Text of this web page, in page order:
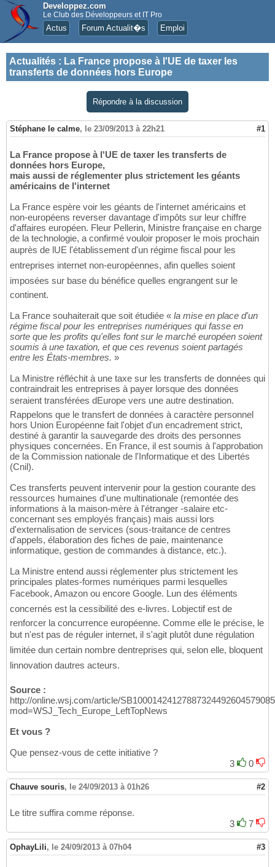
Developpez.com
Le Club des Développeurs et IT Pro
Actus Forum Actualit�s Emploi
Actualités : La France propose à l'UE de taxer les
transferts de données hors Europe
Répondre à la discussion
Stéphane le calme, le 23/09/2013 à 22h21 #1
La France propose à l'UE de taxer les transferts de
données hors Europe,
mais aussi de réglementer plus strictement les géants
américains de l'internet
La France espère voir les géants de l'internet américains et
non-européens reverser davantage d'impôts sur leur chiffre
d'affaires européen. Fleur Pellerin, Ministre française en charge
de la technologie, a confirmé vouloir proposer le mois prochain
auprès de lUE l'établissement d'un régime fiscal pour les
entreprises internet non-européennes, afin quelles soient
imposées sur base du bénéfice quelles engrangent sur le
continent.
La France souhaiterait que soit étudiée « la mise en place d'un
régime fiscal pour les entreprises numériques qui fasse en
sorte que les profits qu'elles font sur le marché européen soient
soumis à une taxation, et que ces revenus soient partagés
entre les États-membres. »
La Ministre réfléchit à une taxe sur les transferts de données qui
contraindrait les entreprises à payer lorsque des données
seraient transférées dEurope vers une autre destination.
Rappelons que le transfert de données à caractère personnel
hors Union Européenne fait l'objet d'un encadrement strict,
destiné à garantir la sauvegarde des droits des personnes
physiques concernées. En France, il est soumis à l'approbation
de la Commission nationale de l'Informatique et des Libertés
(Cnil).
Ces transferts peuvent intervenir pour la gestion courante des
ressources humaines d'une multinationale (remontée des
informations à la maison-mère à l'étranger -salaire etc-
concernant ses employés français) mais aussi lors
d'externalisation de services (sous-traitance de centres
d'appels, élaboration des fiches de paie, maintenance
informatique, gestion de commandes à distance, etc.).
La Ministre entend aussi réglementer plus strictement les
principales plates-formes numériques parmi lesquelles
Facebook, Amazon ou encore Google. Lun des éléments
concernés est la cessibilité des e-livres. Lobjectif est de
renforcer la concurrence européenne. Comme elle le précise, le
but n'est pas de réguler internet, il s'agit plutôt dune régulation
limitée dun certain nombre dentreprises qui, selon elle, bloquent
linnovation dautres acteurs.
Source :
http://online.wsj.com/article/
mod=WSJ_Tech_Europe_LeftTopNews
Et vous ?
Que pensez-vous de cette initiative ?
3
0
Chauve souris, le 24/09/2013 à 01h26 #2
Le titre suffira comme réponse.
3
7
OphayLili, le 24/09/2013 à 07h04 #3